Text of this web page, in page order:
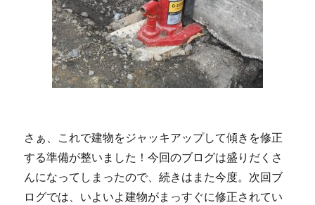
さぁ、これで建物をジャッキアップして傾きを修正
する準備が整いました！今回のブログは盛りだくさ
んになってしまったので、続きはまた今度。次回ブ
ログでは、いよいよ建物がまっすぐに修正されてい